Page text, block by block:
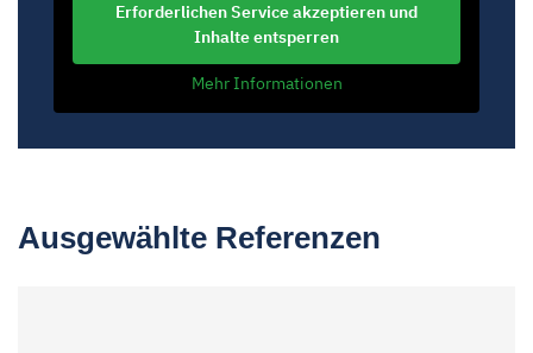
Erforderlichen Service akzeptieren und
Inhalte entsperren
Mehr Informationen
Ausgewählte Referenzen